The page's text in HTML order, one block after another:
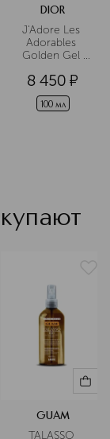
DIOR
J'Adore Les
Adorables
Golden Gel
гель для тела
8 450 ¤
100 мл
GUAM
TALASSO